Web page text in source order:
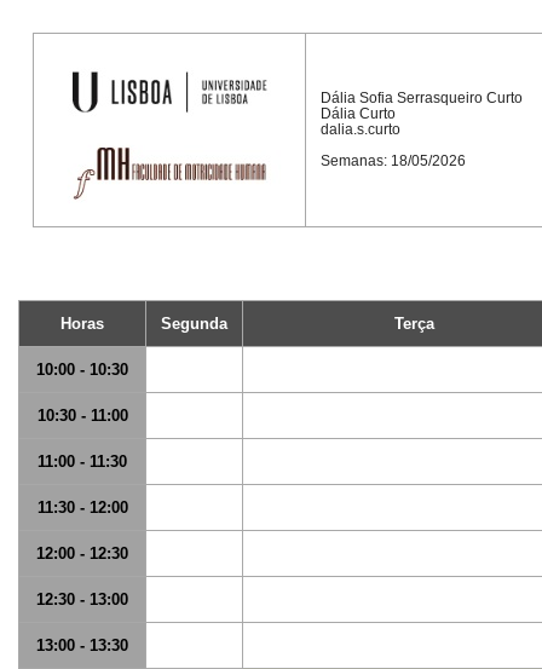
Dália Sofia Serrasqueiro Curto
Dália Curto
dalia.s.curto
Semanas: 18/05/2026
Horas Segunda Terça
10:00 - 10:30
10:30 - 11:00
11:00 - 11:30
11:30 - 12:00
12:00 - 12:30
12:30 - 13:00
13:00 - 13:30